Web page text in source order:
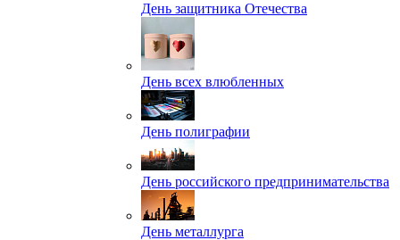
День защитника Отечества
День всех влюбленных
День полиграфии
День российского предпринимательства
День металлурга